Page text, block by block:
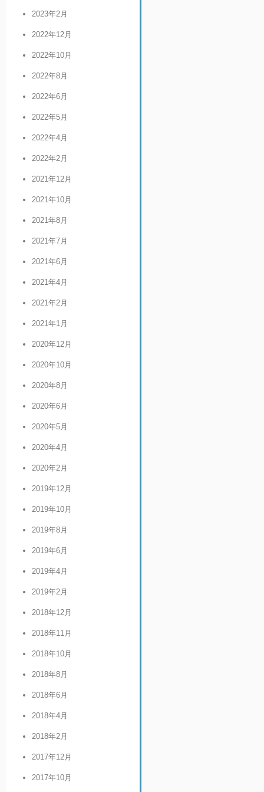
2023年2月
2022年12月
2022年10月
2022年8月
2022年6月
2022年5月
2022年4月
2022年2月
2021年12月
2021年10月
2021年8月
2021年7月
2021年6月
2021年4月
2021年2月
2021年1月
2020年12月
2020年10月
2020年8月
2020年6月
2020年5月
2020年4月
2020年2月
2019年12月
2019年10月
2019年8月
2019年6月
2019年4月
2019年2月
2018年12月
2018年11月
2018年10月
2018年8月
2018年6月
2018年4月
2018年2月
2017年12月
2017年10月